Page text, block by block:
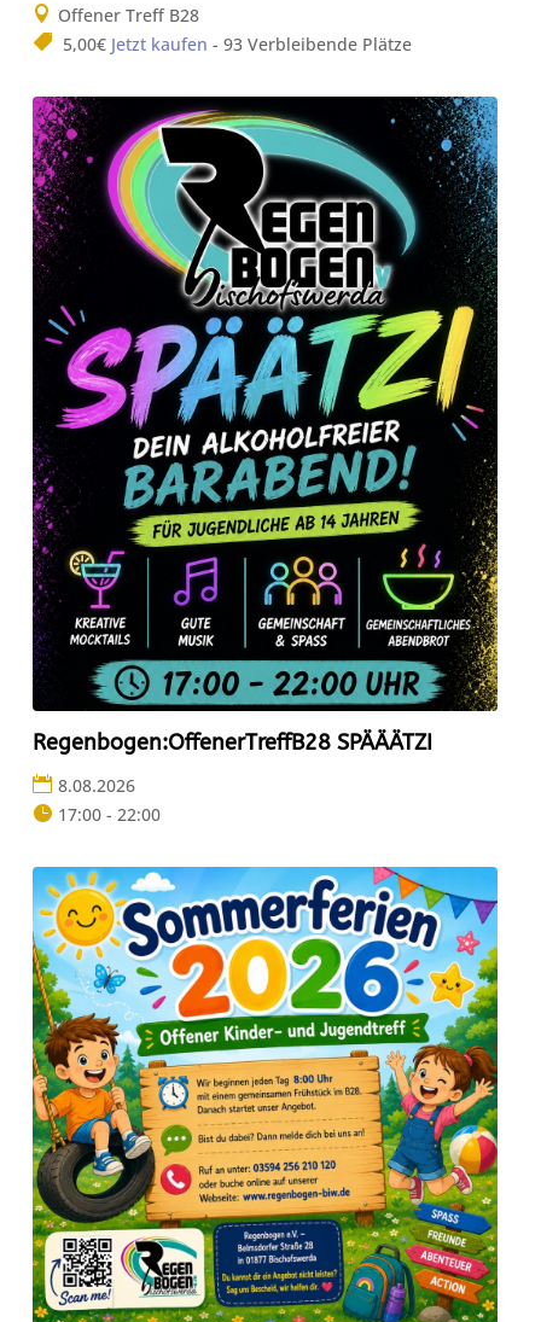
Offener Treff B28
5,00€ Jetzt kaufen - 93 Verbleibende Plätze
Regenbogen:OffenerTreffB28 SPÄÄÄTZI
8.08.2026
17:00 - 22:00